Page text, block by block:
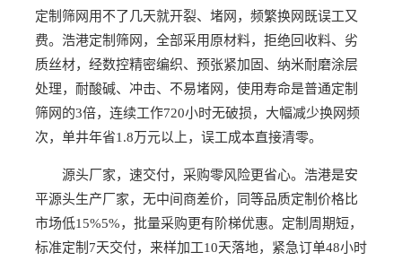
定制筛网用不了几天就开裂、堵网，频繁换网既误工又
费。浩港定制筛网，全部采用原材料，拒绝回收料、劣
质丝材，经数控精密编织、预张紧加固、纳米耐磨涂层
处理，耐酸碱、冲击、不易堵网，使用寿命是普通定制
筛网的3倍，连续工作720小时无破损，大幅减少换网频
次，单井年省1.8万元以上，误工成本直接清零。
源头厂家，速交付，采购零风险更省心。浩港是安
平源头生产厂家，无中间商差价，同等品质定制价格比
市场低15%5%，批量采购更有阶梯优惠。定制周期短，
标准定制7天交付，来样加工10天落地，紧急订单48小时